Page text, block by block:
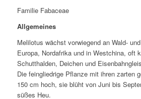
Familie Fabaceae
Allgemeines
Melilotus wächst vorwiegend an Wald-
Europa, Nordafrika und in Westchina, oft
Schutthalden, Deichen und
Die feingliedrige Pflanze mit ihren zarten
150 cm hoch, sie blüht von Juni bis
süßes Heu.